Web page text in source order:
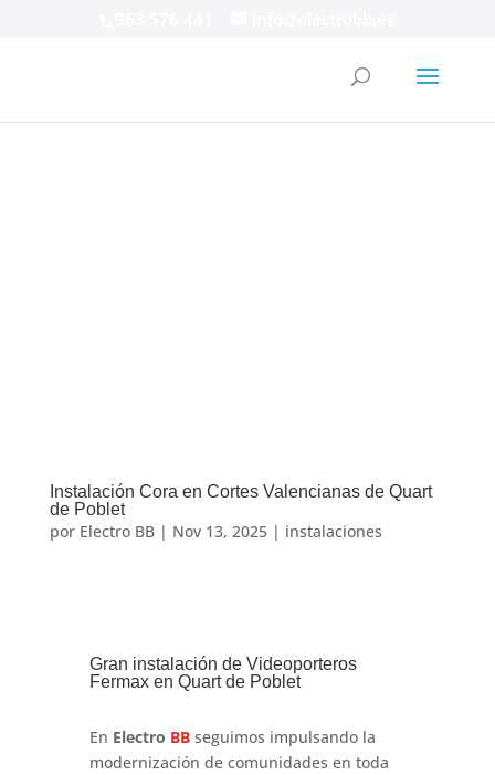
Instalación Cora en Cortes Valencianas de Quart
de Poblet
por Electro BB| Nov 13, 2025| instalaciones
Gran instalación de Videoporteros
Fermax en Quart de Poblet
En Electro BBseguimos impulsando la
modernización de comunidades en toda